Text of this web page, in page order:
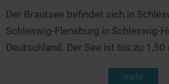
Der Brautsee befindet sich in
Schleswig-Flensburg in Schleswig-
Deutschland. Der See ist bis zu 1,50
mehr